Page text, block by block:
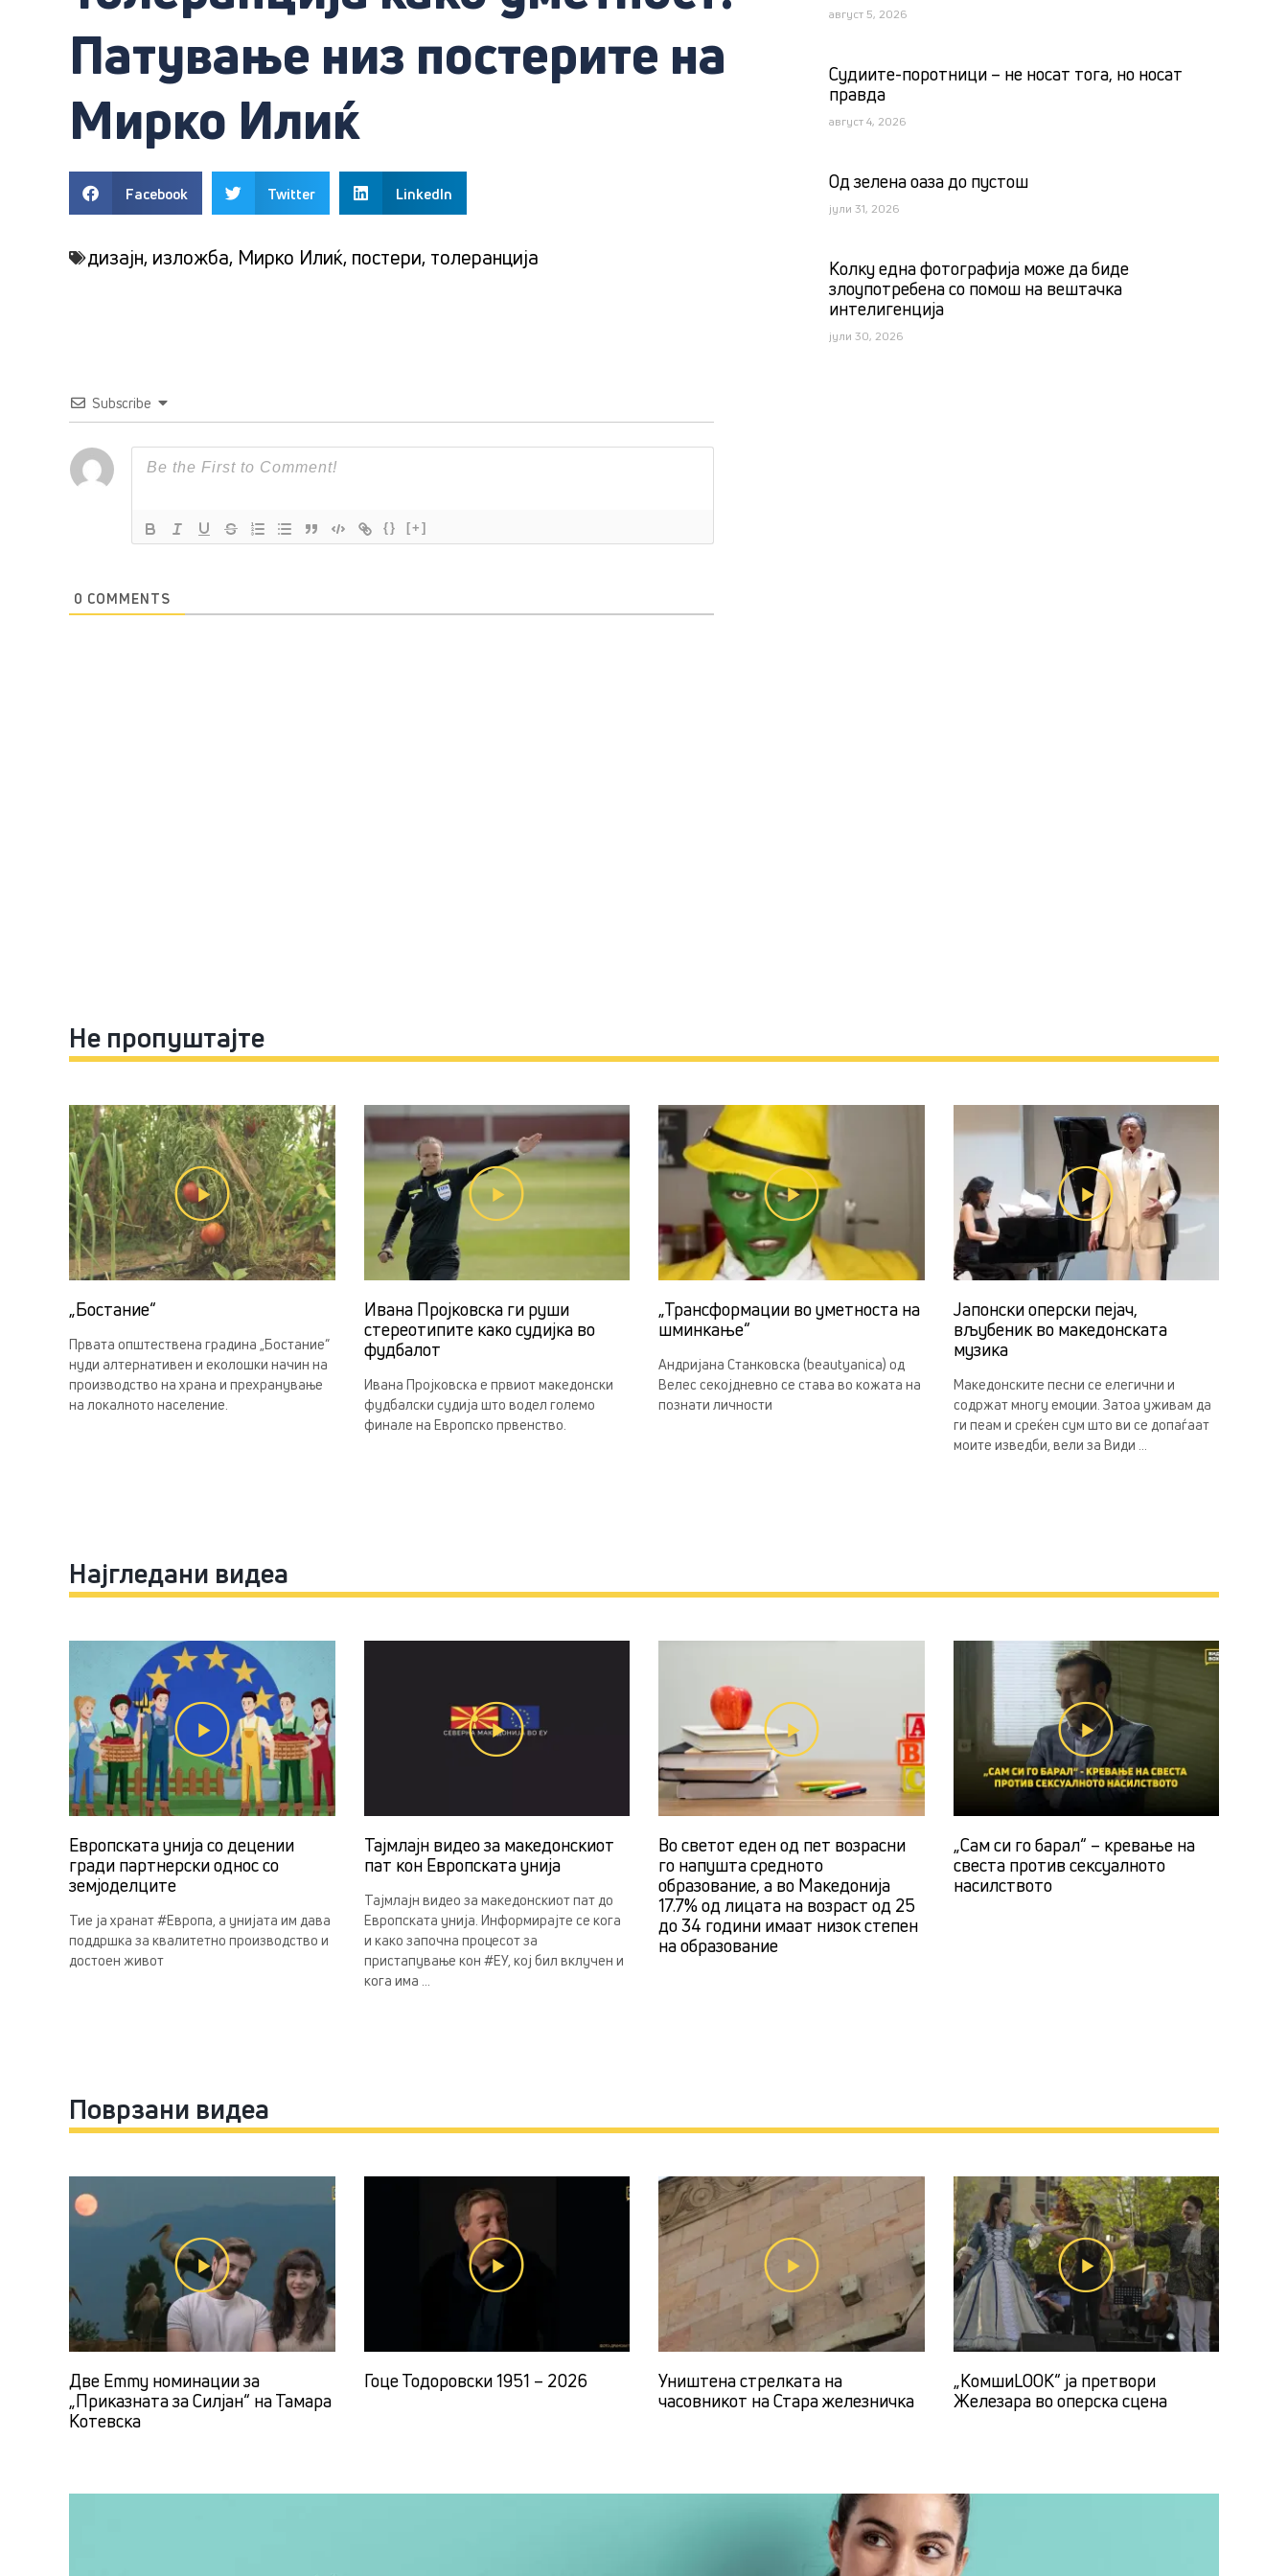
Патување низ постерите на
Мирко Илиќ
Facebook Twitter LinkedIn
дизајн, изложба, Мирко Илиќ, постери, толеранција
Subscribe
{} [+]
0 COMMENTS
август 5, 2026
Судиите-поротници – не носат тога, но носат
правда
август 4, 2026
Од зелена оаза до пустош
јули 31, 2026
Kолку една фотографија може да биде
злоупотребена со помош на вештачка
интелигенција
јули 30, 2026
Не пропуштајте
„Бостание“
Првата општествена градина „Бостание“
нуди алтернативен и еколошки начин на
производство на храна и прехранување
на локалното население.
Ивана Пројковска ги руши
стереотипите како судијка во
фудбалот
Ивана Пројковска е првиот македонски
фудбалски судија што водел големо
финале на Европско првенство.
„Трансформации во уметноста на
шминкање“
Андријана Станковска (beautyanica) од
Велес секојдневно се става во кожата на
познати личности
Јапонски оперски пејач,
вљубеник во македонската
музика
Македонските песни се елегични и
содржат многу емоции. Затоа уживам да
ги пеам и среќен сум што ви се допаѓаат
моите изведби, вели за Види ...
Најгледани видеа
Европската унија со децении
гради партнерски однос со
земјоделцитe
Тие ја хранат #Европа, а унијата им дава
поддршка за квалитетно производство и
достоен живот
Тајмлајн видео за македонскиот
пат кон Европската унија
Тајмлајн видео за македонскиот пат до
Европската унија. Информирајте се кога
и како започна процесот за
пристапување кон #ЕУ, кој бил вклучен и
кога има ...
Во светот еден од пет возрасни
го напушта средното
образование, а во Македонија
17.7% од лицата на возраст од 25
до 34 години имаат низок степен
на образование
„Сам си го барал“ – кревање на
свеста против сексуалното
насилството
Поврзани видеа
Две Emmy номинации за
„Приказната за Силјан“ на Тамара
Котевска
Гоце Тодоровски 1951 – 2026
Уништена стрелката на
часовникот на Стара железничка
„КомшиLOOK“ ја претвори
Железара во оперска сцена